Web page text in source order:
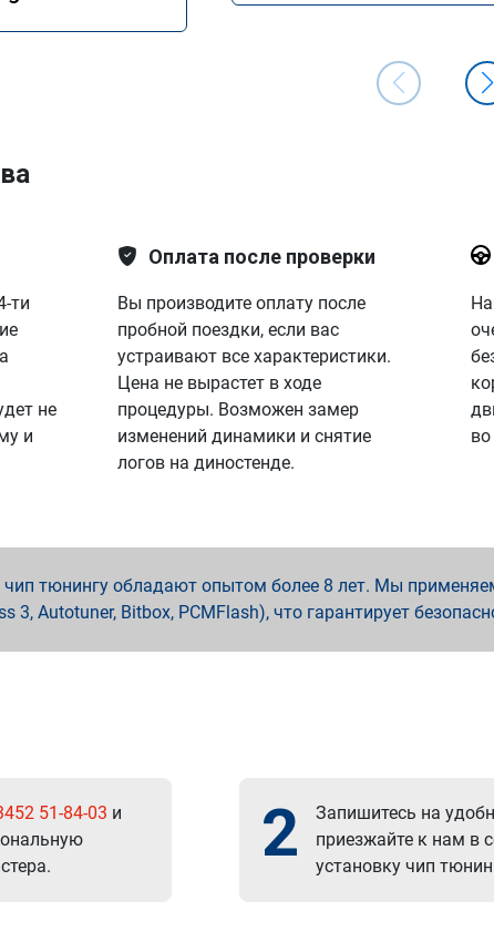
ти
не
и
Оплата после проверки
Вы производите оплату после
пробной поездки, если вас
устраивают все характеристики.
Цена не вырастет в ходе
процедуры. Возможен замер
изменений динамики и снятие
логов на диностенде.
тюнингу обладают опытом более 8 лет. Мы
3, Autotuner, Bitbox, PCMFlash), что гарантирует
51-84-03 и
2
Запишитесь на
приезжайте к нам в
установку чип